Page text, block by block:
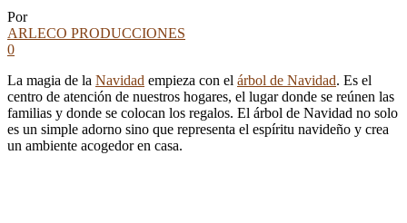
Por
ARLECO PRODUCCIONES
0
La magia de la Navidad empieza con el árbol de Navidad. Es el
centro de atención de nuestros hogares, el lugar donde se reúnen las
familias y donde se colocan los regalos. El árbol de Navidad no solo
es un simple adorno sino que representa el espíritu navideño y crea
un ambiente acogedor en casa.